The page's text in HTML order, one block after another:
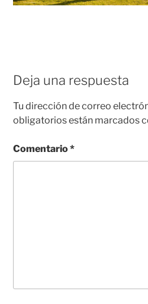
Deja una respuesta
Tu dirección de correo
obligatorios están marcados
Comentario*